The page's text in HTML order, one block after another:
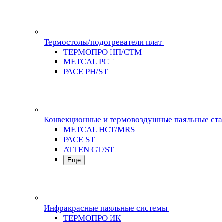
Термостолы/подогреватели плат
ТЕРМОПРО НП/СТМ
METCAL PCT
PACE PH/ST
Конвекционные и термовоздушные паяльные
METCAL HCT/MRS
PACE ST
ATTEN GT/ST
Еще
Инфракрасные паяльные системы
ТЕРМОПРО ИК